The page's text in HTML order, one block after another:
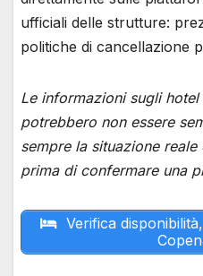
ufficiali delle strutture:
politiche di cancellazione
Le informazioni sugli
potrebbero non essere
sempre la situazione
prima di confermare una
Verifica